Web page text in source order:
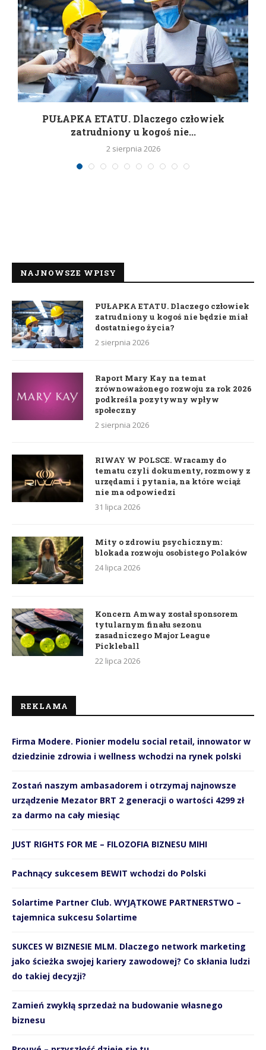
PUŁAPKA ETATU. Dlaczego człowiek
zatrudniony u kogoś nie...
2 sierpnia 2026
NAJNOWSZE WPISY
PUŁAPKA ETATU. Dlaczego człowiek
zatrudniony u kogoś nie będzie miał
dostatniego życia?
2 sierpnia 2026
Raport Mary Kay na temat
zrównoważonego rozwoju za rok 2026
podkreśla pozytywny wpływ
społeczny
2 sierpnia 2026
RIWAY W POLSCE. Wracamy do
tematu czyli dokumenty, rozmowy z
urzędami i pytania, na które wciąż
nie ma odpowiedzi
31 lipca 2026
Mity o zdrowiu psychicznym:
blokada rozwoju osobistego Polaków
24 lipca 2026
Koncern Amway został sponsorem
tytularnym finału sezonu
zasadniczego Major League
Pickleball
22 lipca 2026
REKLAMA
Firma Modere. Pionier modelu social retail, innowator w
dziedzinie zdrowia i wellness wchodzi na rynek polski
Zostań naszym ambasadorem i otrzymaj najnowsze
urządzenie Mezator BRT 2 generacji o wartości 4299 zł
za darmo na cały miesiąc
JUST RIGHTS FOR ME – FILOZOFIA BIZNESU MIHI
Pachnący sukcesem BEWIT wchodzi do Polski
Solartime Partner Club. WYJĄTKOWE PARTNERSTWO –
tajemnica sukcesu Solartime
SUKCES W BIZNESIE MLM. Dlaczego network marketing
jako ścieżka swojej kariery zawodowej? Co skłania ludzi
do takiej decyzji?
Zamień zwykłą sprzedaż na budowanie własnego
biznesu